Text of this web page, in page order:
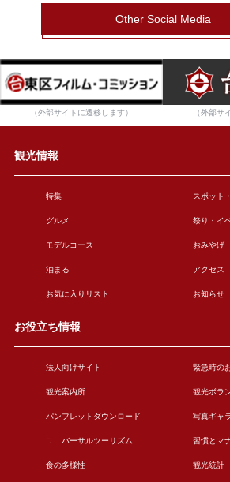
Other Social Media
（外部サイトに遷移します） （外部サ
観光情報
特集 スポット
グルメ 祭り・イ
モデルコース おみやげ
泊まる アクセス
お気に入りリスト お知らせ
お役立ち情報
法人向けサイト 緊急時の
観光案内所 観光ボラ
パンフレットダウンロード 写真ギャ
ユニバーサルツーリズム 習慣とマ
食の多様性 観光統計